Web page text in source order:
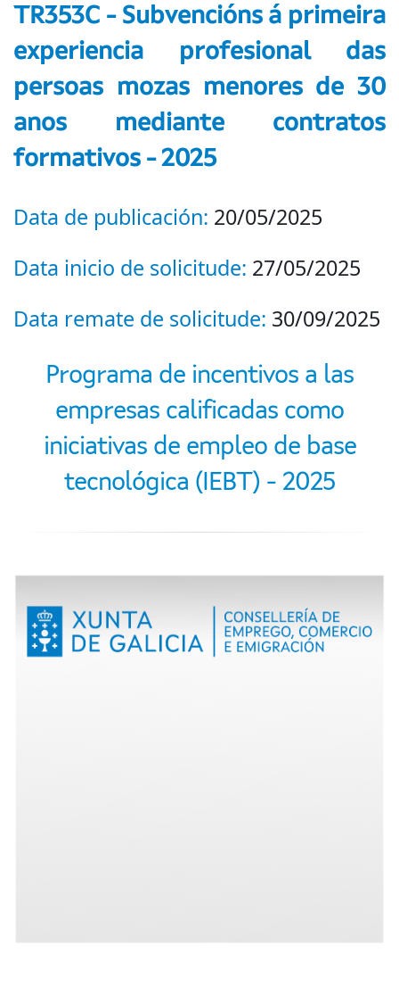
TR353C - Subvencións á primeira
experiencia profesional das
persoas mozas menores de 30
anos mediante contratos
formativos - 2025
Data de publicación: 20/05/2025
Data inicio de solicitude: 27/05/2025
Data remate de solicitude: 30/09/2025
Programa de incentivos a las
empresas calificadas como
iniciativas de empleo de base
tecnológica (IEBT) - 2025